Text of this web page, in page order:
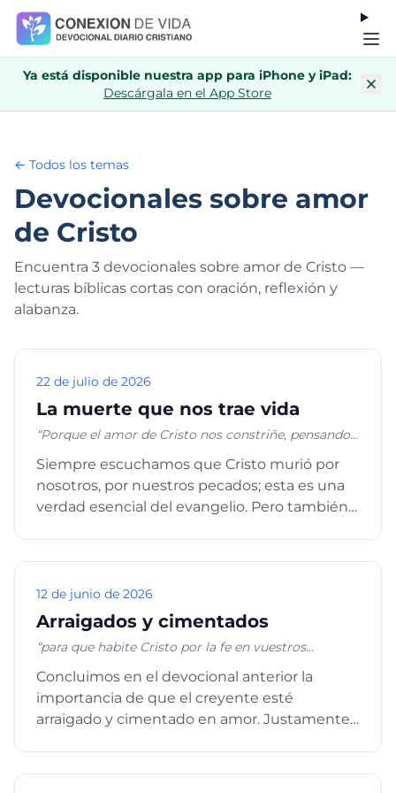
Ya está disponible nuestra app para iPhone y iPad:
Descárgala en el App Store
← Todos los temas
Devocionales sobre amor
de Cristo
Encuentra 3 devocionales sobre amor de Cristo —
lecturas bíblicas cortas con oración, reflexión y
alabanza.
22 de julio de 2026
La muerte que nos trae vida
“Porque el amor de Cristo nos constriñe, pensando
murieron; y por todos murió, para que los que viven,
ya no vivan para sí, sino para aquel que murió y
resucitó por ellos.” 2 Corintios 5:14-15
Siempre escuchamos que Cristo murió por
nosotros, por nuestros pecados; esta es una
verdad esencial del evangelio. Pero también
12 de junio de 2026
Arraigados y cimentados
“para que habite Cristo por la fe en vuestros
amor, seáis plenamente capaces de comprender
con todos los santos cuál sea la anchura, la longitud,
la profundidad y la altura, y de conocer el amor de
seáis llenos de toda la plenitud de Dios. Y a Aquel
que es poderoso para hacer todas las cosas mucho
Concluimos en el devocional anterior la
importancia de que el creyente esté
arraigado y cimentado en amor. Justamente,